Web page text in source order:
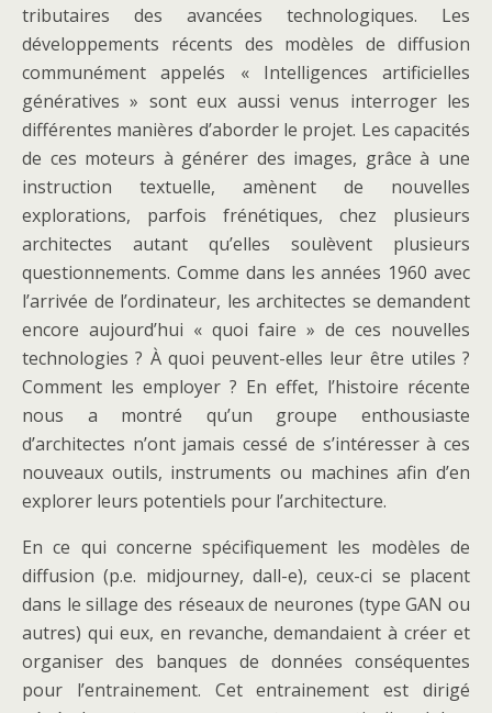
tributaires des avancées technologiques. Les
développements récents des modèles de diffusion
communément appelés « Intelligences artificielles
génératives » sont eux aussi venus interroger les
différentes manières d’aborder le projet. Les capacités
de ces moteurs à générer des images, grâce à une
instruction textuelle, amènent de nouvelles
explorations, parfois frénétiques, chez plusieurs
architectes autant qu’elles soulèvent plusieurs
questionnements. Comme dans les années 1960 avec
l’arrivée de l’ordinateur, les architectes se demandent
encore aujourd’hui « quoi faire » de ces nouvelles
technologies ? À quoi peuvent-elles leur être utiles ?
Comment les employer ? En effet, l’histoire récente
nous a montré qu’un groupe enthousiaste
d’architectes n’ont jamais cessé de s’intéresser à ces
nouveaux outils, instruments ou machines afin d’en
explorer leurs potentiels pour l’architecture.
En ce qui concerne spécifiquement les modèles de
diffusion (p.e. midjourney, dall-e), ceux-ci se placent
dans le sillage des réseaux de neurones (type GAN ou
autres) qui eux, en revanche, demandaient à créer et
organiser des banques de données conséquentes
pour l’entrainement. Cet entrainement est dirigé